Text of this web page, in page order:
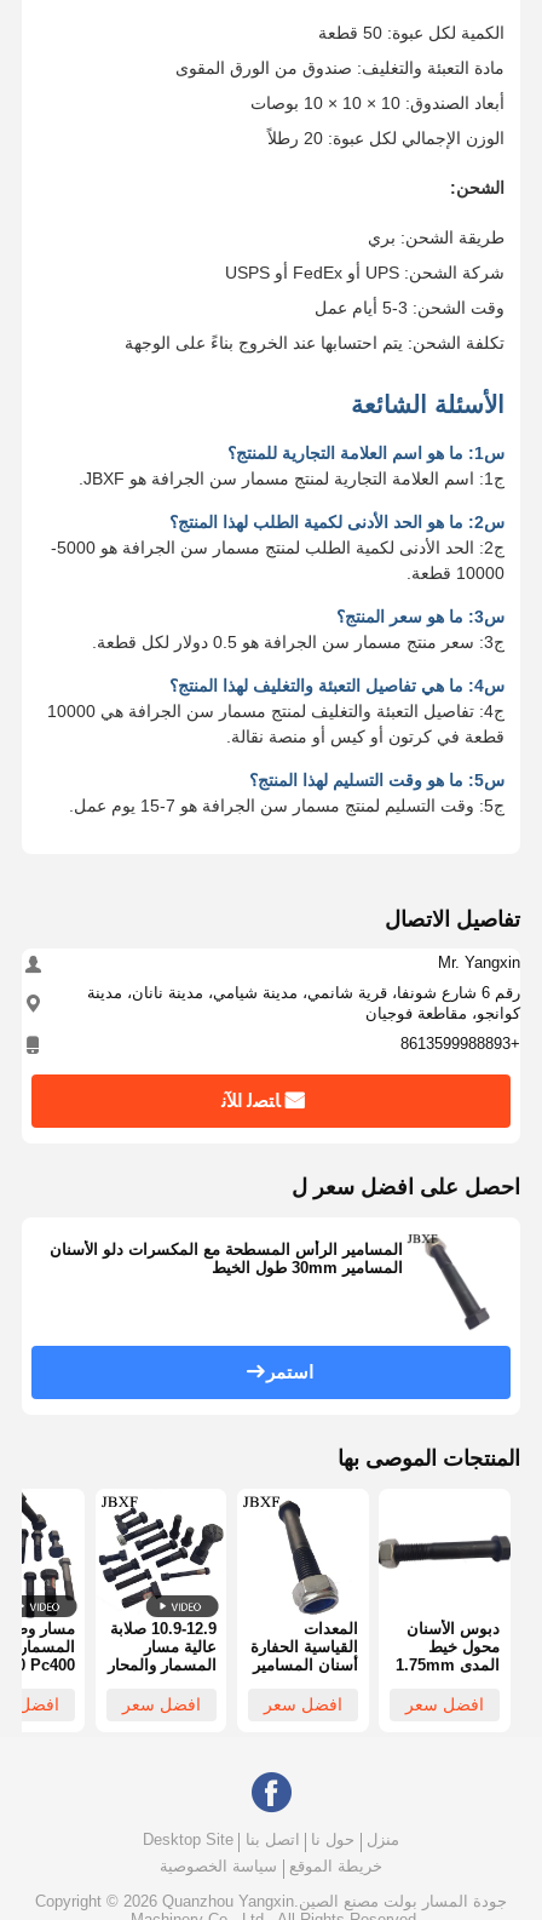
الكمية لكل عبوة: 50 قطعة
مادة التعبئة والتغليف: صندوق من الورق المقوى
أبعاد الصندوق: 10 × 10 × 10 بوصات
الوزن الإجمالي لكل عبوة: 20 رطلاً
الشحن:
طريقة الشحن: بري
شركة الشحن: UPS أو FedEx أو USPS
وقت الشحن: 3-5 أيام عمل
تكلفة الشحن: يتم احتسابها عند الخروج بناءً على الوجهة
الأسئلة الشائعة
س1: ما هو اسم العلامة التجارية للمنتج؟
ج1: اسم العلامة التجارية لمنتج مسمار سن الجرافة هو JBXF.
س2: ما هو الحد الأدنى لكمية الطلب لهذا المنتج؟
ج2: الحد الأدنى لكمية الطلب لمنتج مسمار سن الجرافة هو 5000-
10000 قطعة.
س3: ما هو سعر المنتج؟
ج3: سعر منتج مسمار سن الجرافة هو 0.5 دولار لكل قطعة.
س4: ما هي تفاصيل التعبئة والتغليف لهذا المنتج؟
ج4: تفاصيل التعبئة والتغليف لمنتج مسمار سن الجرافة هي 10000
قطعة في كرتون أو كيس أو منصة نقالة.
س5: ما هو وقت التسليم لهذا المنتج؟
ج5: وقت التسليم لمنتج مسمار سن الجرافة هو 7-15 يوم عمل.
تفاصيل الاتصال
Mr. Yangxin
رقم 6 شارع شونفا، قرية شانمي، مدينة شيامي، مدينة نانان، مدينة
كوانجو، مقاطعة فوجيان
+8613599988893
ﺎﺘﺼﻟ ﺍﻶﻧ
احصل على افضل سعر ل
المسامير الرأس المسطحة مع المكسرات دلو الأسنان
المسامير 30mm طول الخيط
استمر
المنتجات الموصى بها
دبوس الأسنان
محول خيط
المدى 1.75mm
محرك المقبس
افضل سعر
المعدات
القياسية الحفارة
أسنان المسامير
أسنان قطع
المسامير
افضل سعر
10.9-12.9 صلابة
عالية مسار
المسمار والمحار
40Cr الموادافضل سعر
مسار وصلة
Pc400
الدلو
محول
افضل
منزل حول نا اتصل بنا
Desktop Site
خريطة الموقع
سياسة الخصوصية
جودة
المسار بولت
مصنع الصين.Copyright © 2026 Quanzhou Yangxin